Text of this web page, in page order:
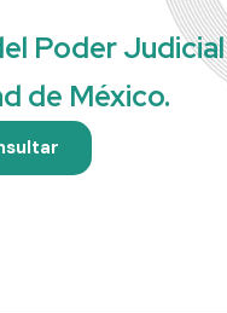
Poder Judicial
de México.